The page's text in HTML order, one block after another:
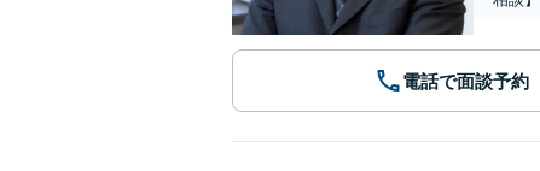
電話で面談予約